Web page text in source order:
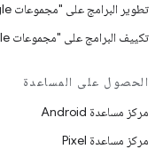
تطوير البرامج على "مجموعات Google"
تكييف البرامج على "مجموعات Google"
الحصول على المساعدة
مركز مساعدة Android
مركز مساعدة Pixel